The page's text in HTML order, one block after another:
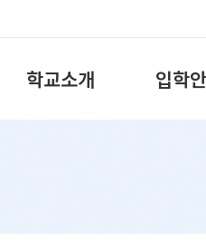
학교소개 입학